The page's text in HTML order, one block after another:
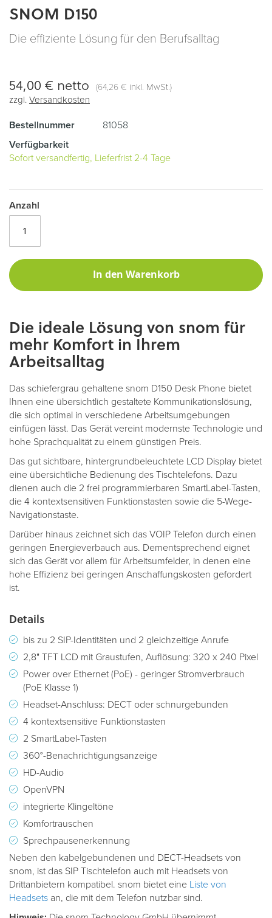
Zum
Anfang
der
SNOM D150
Die effiziente Lösung für den Berufsalltag
54,00 € netto (64,26 € inkl. MwSt.)
zzgl. Versandkosten
Bestellnummer
81058
Verfügbarkeit
Sofort versandfertig, Lieferfrist 2-4 Tage
Anzahl
In den Warenkorb
Die ideale Lösung von snom für
mehr Komfort in Ihrem
Arbeitsalltag
Das schiefergrau gehaltene snom D150 Desk Phone bietet
Ihnen eine übersichtlich gestaltete Kommunikationslösung,
die sich optimal in verschiedene Arbeitsumgebungen
einfügen lässt. Das Gerät vereint modernste Technologie und
hohe Sprachqualität zu einem günstigen Preis.
Das gut sichtbare, hintergrundbeleuchtete LCD Display bietet
eine übersichtliche Bedienung des Tischtelefons. Dazu
dienen auch die 2 frei programmierbaren SmartLabel-Tasten,
die 4 kontextsensitiven Funktionstasten sowie die 5-Wege-
Navigationstaste.
Darüber hinaus zeichnet sich das VOIP Telefon durch einen
geringen Energieverbauch aus. Dementsprechend eignet
sich das Gerät vor allem für Arbeitsumfelder, in denen eine
hohe Effizienz bei geringen Anschaffungskosten gefordert
ist.
Details
bis zu 2 SIP-Identitäten und 2 gleichzeitige Anrufe
2,8" TFT LCD mit Graustufen, Auflösung: 320 x 240 Pixel
Power over Ethernet (PoE) - geringer Stromverbrauch
(PoE Klasse 1)
Headset-Anschluss: DECT oder schnurgebunden
4 kontextsensitive Funktionstasten
2 SmartLabel-Tasten
360°-Benachrichtigungsanzeige
HD-Audio
OpenVPN
integrierte Klingeltöne
Komfortrauschen
Sprechpausenerkennung
Neben den kabelgebundenen und DECT-Headsets von
snom, ist das SIP Tischtelefon auch mit Headsets von
Drittanbietern kompatibel. snom bietet eine Liste von
Headsets an, die mit dem Telefon nutzbar sind.